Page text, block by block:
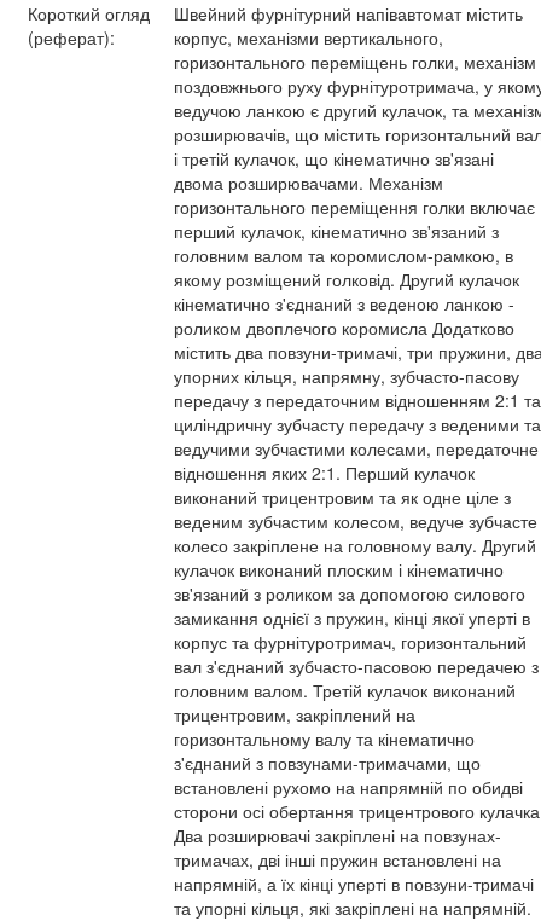
Короткий огляд
(реферат):
Швейний фурнітурний напівавтомат містить
корпус, механізми вертикального,
горизонтального переміщень голки, механізм
поздовжнього руху фурнітуротримача, у
ведучою ланкою є другий кулачок, та
розширювачів, що містить горизонтальний
і третій кулачок, що кінематично зв'язані
двома розширювачами. Механізм
горизонтального переміщення голки включає
перший кулачок, кінематично зв'язаний з
головним валом та коромислом-рамкою, в
якому розміщений голковід. Другий кулачок
кінематично з'єднаний з веденою ланкою -
роликом двоплечого коромисла Додатково
містить два повзуни-тримачі, три пружини,
упорних кільця, напрямну, зубчасто-пасову
передачу з передаточним відношенням 2:1 та
циліндричну зубчасту передачу з веденими та
ведучими зубчастими колесами, передаточне
відношення яких 2:1. Перший кулачок
виконаний трицентровим та як одне ціле з
веденим зубчастим колесом, ведуче зубчасте
колесо закріплене на головному валу. Другий
кулачок виконаний плоским і кінематично
зв'язаний з роликом за допомогою силового
замикання однієї з пружин, кінці якої уперті в
корпус та фурнітуротримач, горизонтальний
вал з'єднаний зубчасто-пасовою передачею з
головним валом. Третій кулачок виконаний
трицентровим, закріплений на
горизонтальному валу та кінематично
з'єднаний з повзунами-тримачами, що
встановлені рухомо на напрямній по обидві
сторони осі обертання трицентрового
Два розширювачі закріплені на повзунах-
тримачах, дві інші пружин встановлені на
напрямній, а їх кінці уперті в повзуни-тримачі
та упорні кільця, які закріплені на напрямній.